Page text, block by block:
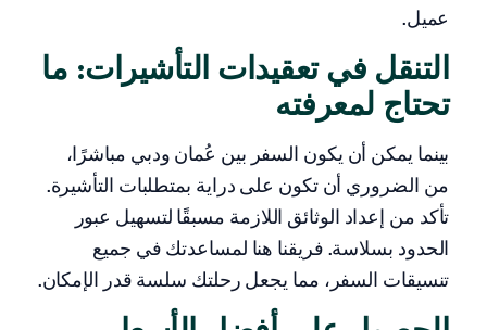
عميل.
التنقل في تعقيدات التأشيرات: ما
تحتاج لمعرفته
بينما يمكن أن يكون السفر بين عُمان ودبي مباشرًا،
من الضروري أن تكون على دراية بمتطلبات التأشيرة.
تأكد من إعداد الوثائق اللازمة مسبقًا لتسهيل عبور
الحدود بسلاسة. فريقنا هنا لمساعدتك في جميع
تنسيقات السفر، مما يجعل رحلتك سلسة قدر الإمكان.